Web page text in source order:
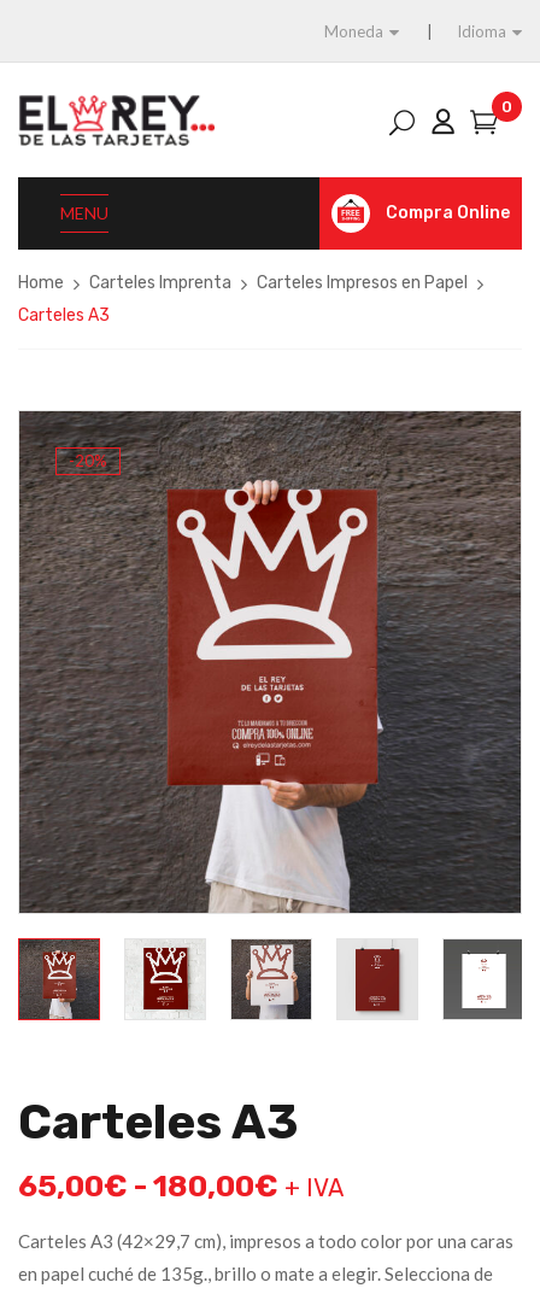
Moneda Idioma
0
MENU Compra Online
Home Carteles Imprenta
Carteles Impresos en Papel
Carteles A3
-20%
Carteles A3
65,00€ - 180,00€ + IVA
Carteles A3 (42×29,7 cm), impresos a todo color por una caras
en papel cuché de 135g., brillo o mate a elegir. Selecciona de